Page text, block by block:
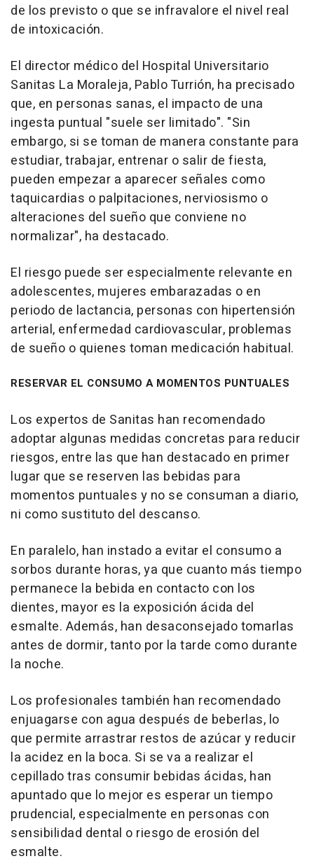
de los previsto o que se infravalore el nivel real
de intoxicación.
El director médico del Hospital Universitario
Sanitas La Moraleja, Pablo Turrión, ha precisado
que, en personas sanas, el impacto de una
ingesta puntual "suele ser limitado". "Sin
embargo, si se toman de manera constante para
estudiar, trabajar, entrenar o salir de fiesta,
pueden empezar a aparecer señales como
taquicardias o palpitaciones, nerviosismo o
alteraciones del sueño que conviene no
normalizar", ha destacado.
El riesgo puede ser especialmente relevante en
adolescentes, mujeres embarazadas o en
periodo de lactancia, personas con hipertensión
arterial, enfermedad cardiovascular, problemas
de sueño o quienes toman medicación habitual.
RESERVAR EL CONSUMO A MOMENTOS PUNTUALES
Los expertos de Sanitas han recomendado
adoptar algunas medidas concretas para reducir
riesgos, entre las que han destacado en primer
lugar que se reserven las bebidas para
momentos puntuales y no se consuman a diario,
ni como sustituto del descanso.
En paralelo, han instado a evitar el consumo a
sorbos durante horas, ya que cuanto más tiempo
permanece la bebida en contacto con los
dientes, mayor es la exposición ácida del
esmalte. Además, han desaconsejado tomarlas
antes de dormir, tanto por la tarde como durante
la noche.
Los profesionales también han recomendado
enjuagarse con agua después de beberlas, lo
que permite arrastrar restos de azúcar y reducir
la acidez en la boca. Si se va a realizar el
cepillado tras consumir bebidas ácidas, han
apuntado que lo mejor es esperar un tiempo
prudencial, especialmente en personas con
sensibilidad dental o riesgo de erosión del
esmalte.